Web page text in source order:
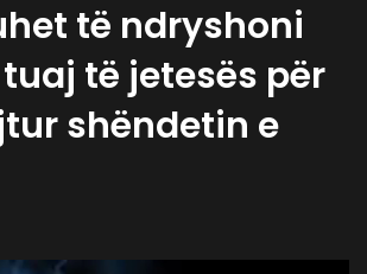
të ndryshoni
të jetesës për
shëndetin e